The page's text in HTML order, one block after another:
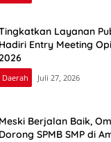
Layanan
Hadiri Entry Meeting
2026
Daerah Juli 27, 2026
Meski Berjalan Baik,
Dorong SPMB SMP di